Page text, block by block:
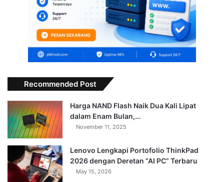
Recommended Post
Harga NAND Flash Naik Dua Kali Lipat
dalam Enam Bulan,…
November 11, 2025
Lenovo Lengkapi Portofolio ThinkPad
2026 dengan Deretan “AI PC” Terbaru
May 15, 2026